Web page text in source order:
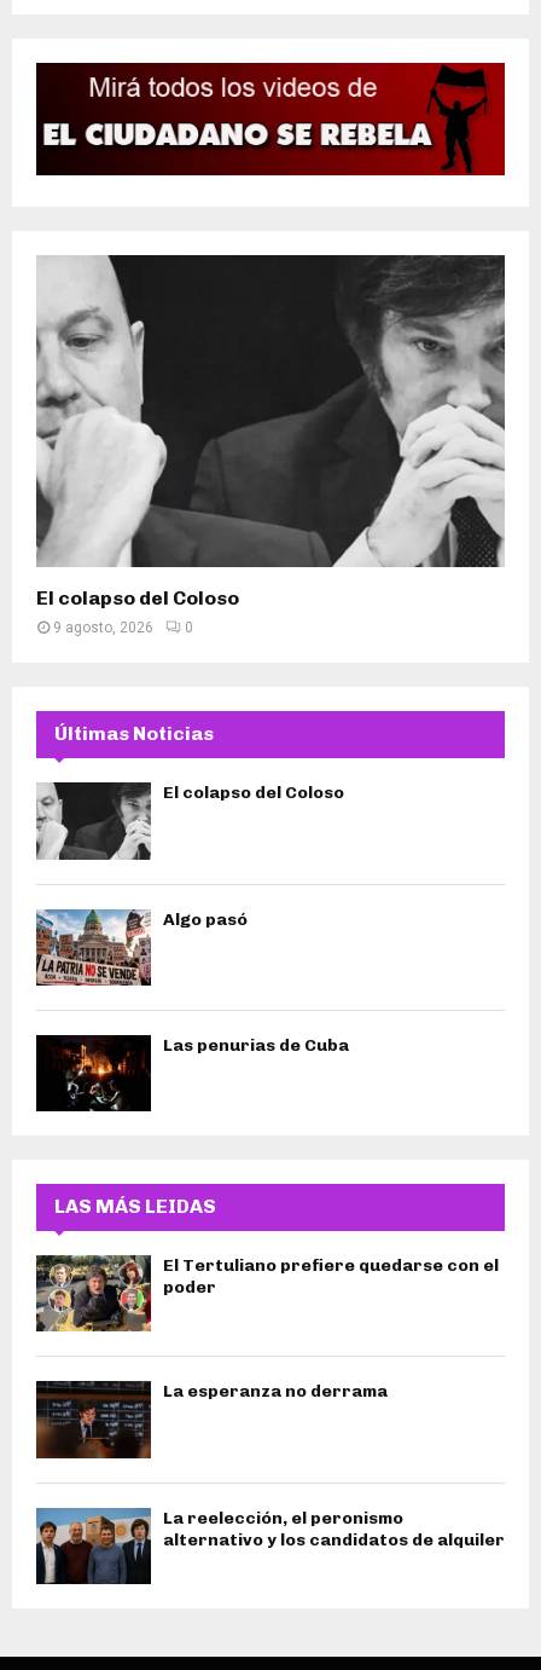
El colapso del Coloso
9 agosto, 2026 0
Últimas Noticias
El colapso del Coloso
Algo pasó
Las penurias de Cuba
LAS MÁS LEIDAS
El Tertuliano prefiere quedarse con el
poder
La esperanza no derrama
La reelección, el peronismo
alternativo y los candidatos de alquiler